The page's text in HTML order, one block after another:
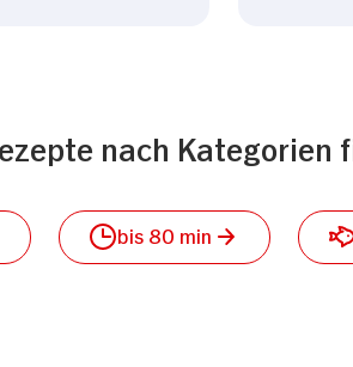
nach Kategorien
bis 80 min